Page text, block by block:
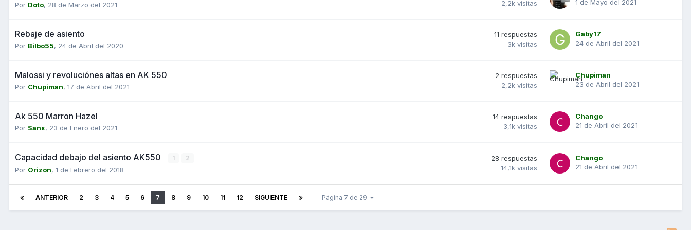
Por Doto, 28 de Marzo del 2021 2,2k visitas 1 de Mayo del 2021
Rebaje de asiento
Por Bilbo55, 24 de Abril del 2020
11 respuestas
3k visitas
Gaby17
24 de Abril del 2021
Malossi y revoluciónes altas en AK 550
Por Chupiman, 17 de Abril del 2021
2 respuestas
2,2k visitas
Chupiman
23 de Abril del 2021
Ak 550 Marron Hazel
Por Sanx, 23 de Enero del 2021
14 respuestas
3,1k visitas
Chango
21 de Abril del 2021
Capacidad debajo del asiento AK550 1 2
Por Orizon, 1 de Febrero del 2018
28 respuestas
14,1k visitas
Chango
21 de Abril del 2021
ANTERIOR 2 3 4 5 6 7 8 9 10 11 12 SIGUIENTE Página 7 de 29